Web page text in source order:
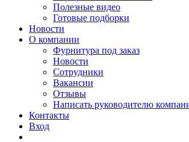
Полезные видео
Готовые подборки
Новости
О компании
Фурнитура под заказ
Новости
Сотрудники
Вакансии
Отзывы
Написать руководителю
Контакты
Вход